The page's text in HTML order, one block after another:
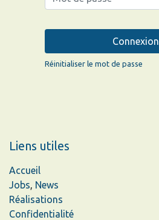
Connexion
Réinitialiser le mot de passe
Liens utiles
Accueil
Jobs, News
Réalisations
Confidentialité